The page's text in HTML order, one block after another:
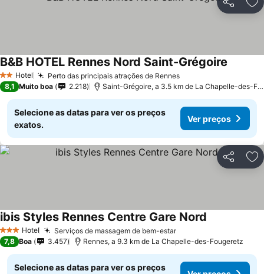
Partilhar
2 Estrelas
Hotel Perto das principais atrações de RennesVer preços
B&B HOTEL Rennes Nord Saint-Grégoire
8,1 Muito boa 2.218 Saint-Grégoire, a 3.5 km de La Chapelle-des-
Selecione as datas para ver os preços
exatos.
Ver preços
Partilhar
3 EstrelasHotel Serviços de massagem de bem-estarVer preços
ibis Styles Rennes Centre Gare Nord
7,8 Boa 3.457 Rennes, a 9.3 km de La Chapelle-des-Fougeretz
Selecione as datas para ver os preços